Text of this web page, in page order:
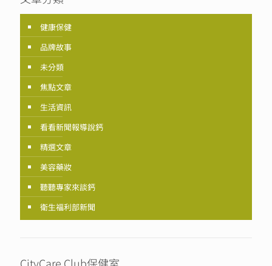
健康保健
品牌故事
未分類
焦點文章
生活資訊
看看新聞報導說鈣
精選文章
美容藥妝
聽聽專家來談鈣
衛生福利部新聞
CityCare Club保健室